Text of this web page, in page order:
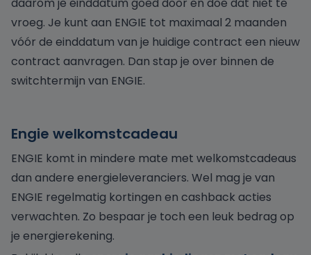
vroeg. Je kunt aan ENGIE tot maximaal 2 maanden
vóór de einddatum van je huidige contract een nieuw
contract aanvragen. Dan stap je over binnen de
switchtermijn van ENGIE.
Engie welkomstcadeau
ENGIE komt in mindere mate met welkomstcadeaus
dan andere energieleveranciers. Wel mag je van
ENGIE regelmatig kortingen en cashback acties
verwachten. Zo bespaar je toch een leuk bedrag op
je energierekening.